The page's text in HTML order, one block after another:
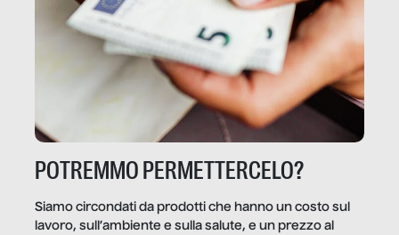
POTREMMO PERMETTERCELO?
Siamo circondati da prodotti che hanno un costo sul
lavoro, sull’ambiente e sulla salute, e un prezzo al